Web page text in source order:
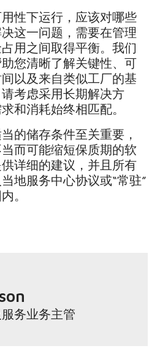
性下运行，应该对哪些
这一问题，需要在管理
用之间取得平衡。我们
您清晰了解关键性、可
以及来自类似工厂的基
考虑采用长期解决方
和消耗始终相匹配。
的储存条件至关重要，
而可能缩短保质期的软
详细的建议，并且所有
地服务中心协议或“常驻”
。
务业务主管